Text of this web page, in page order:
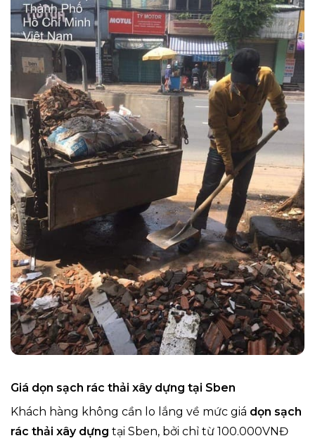
Giá dọn sạch rác thải xây dựng tại Sben
Khách hàng không cần lo lắng về mức giá dọn sạch
rác thải xây dựng tại Sben, bởi chỉ từ 100.000VNĐ